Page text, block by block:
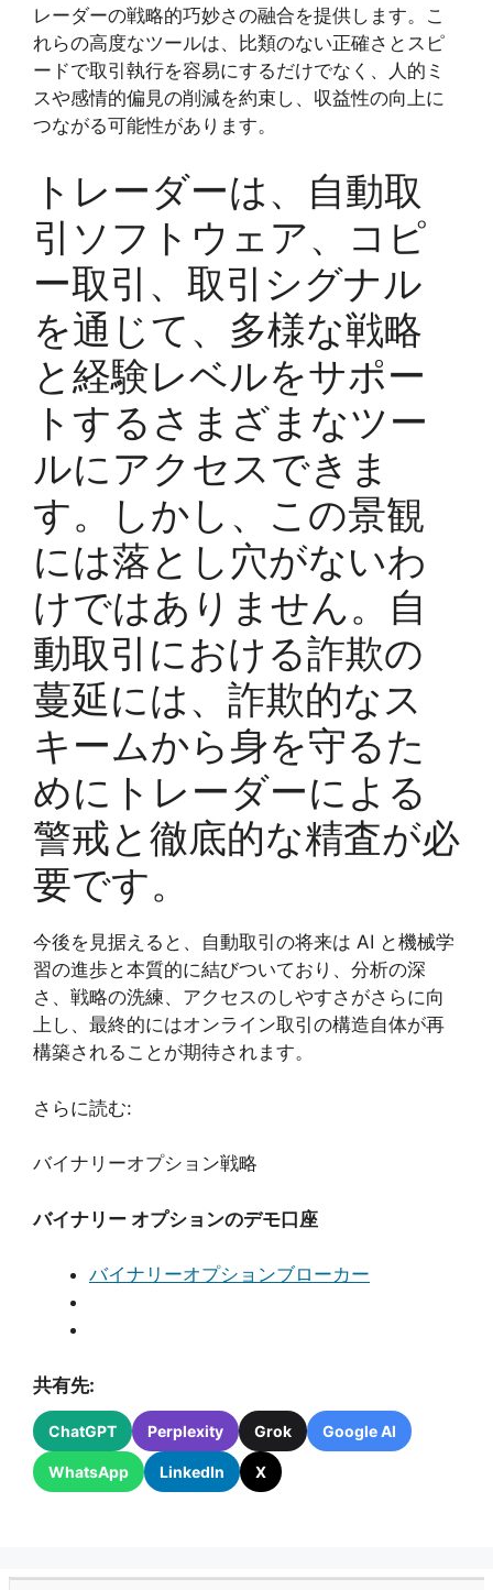
レーダーの戦略的巧妙さの融合を提供します。こ
れらの高度なツールは、比類のない正確さとスピ
ードで取引執行を容易にするだけでなく、人的ミ
スや感情的偏見の削減を約束し、収益性の向上に
つながる可能性があります。
トレーダーは、自動取
引ソフトウェア、コピ
ー取引、取引シグナル
を通じて、多様な戦略
と経験レベルをサポー
トするさまざまなツー
ルにアクセスできま
す。しかし、この景観
には落とし穴がないわ
けではありません。自
動取引における詐欺の
蔓延には、詐欺的なス
キームから身を守るた
めにトレーダーによる
警戒と徹底的な精査が必
要です。
今後を見据えると、自動取引の将来は AI と機械学
習の進歩と本質的に結びついており、分析の深
さ、戦略の洗練、アクセスのしやすさがさらに向
上し、最終的にはオンライン取引の構造自体が再
構築されることが期待されます。
さらに読む:
バイナリーオプション戦略
バイナリー オプションのデモ口座
バイナリーオプションブローカー
共有先:
ChatGPT Perplexity Grok Google AI
WhatsApp LinkedIn X